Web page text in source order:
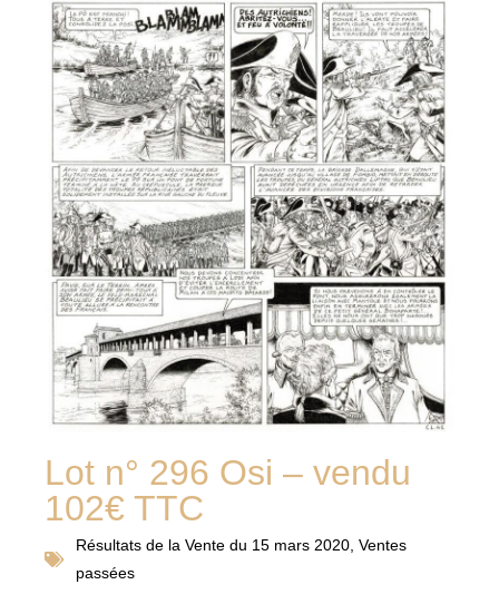
Lot n° 296 Osi – vendu
102€ TTC
Résultats de la Vente du 15 mars 2020 Ventes
passées